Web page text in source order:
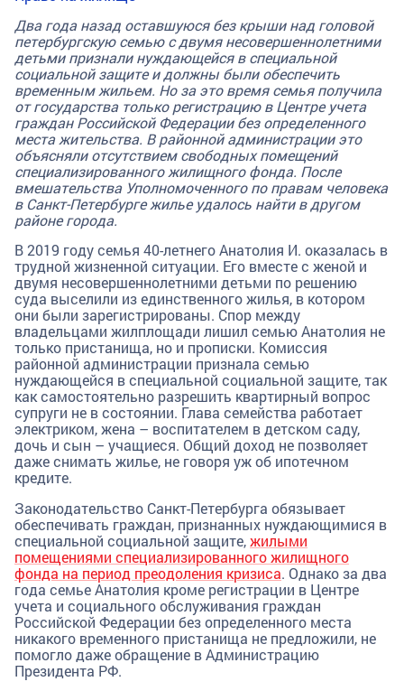
Два года назад оставшуюся без крыши над головой
петербургскую семью с двумя несовершеннолетними
детьми признали нуждающейся в специальной
социальной защите и должны были обеспечить
временным жильем. Но за это время семья получила
от государства только регистрацию в Центре учета
граждан Российской Федерации без определенного
места жительства. В районной администрации это
объясняли отсутствием свободных помещений
специализированного жилищного фонда. После
вмешательства Уполномоченного по правам человека
в Санкт-Петербурге жилье удалось найти в другом
районе города.
В 2019 году семья 40-летнего Анатолия И. оказалась в
трудной жизненной ситуации. Его вместе с женой и
двумя несовершеннолетними детьми по решению
суда выселили из единственного жилья, в котором
они были зарегистрированы. Спор между
владельцами жилплощади лишил семью Анатолия не
только пристанища, но и прописки. Комиссия
районной администрации признала семью
нуждающейся в специальной социальной защите, так
как самостоятельно разрешить квартирный вопрос
супруги не в состоянии. Глава семейства работает
электриком, жена – воспитателем в детском саду,
дочь и сын – учащиеся. Общий доход не позволяет
даже снимать жилье, не говоря уж об ипотечном
кредите.
Законодательство Санкт-Петербурга обязывает
обеспечивать граждан, признанных нуждающимися в
специальной социальной защите,жилыми
помещениями специализированного жилищного
фонда на период преодоления кризиса. Однако за два
года семье Анатолия кроме регистрации в Центре
учета и социального обслуживания граждан
Российской Федерации без определенного места
никакого временного пристанища не предложили, не
помогло даже обращение в Администрацию
Президента РФ.